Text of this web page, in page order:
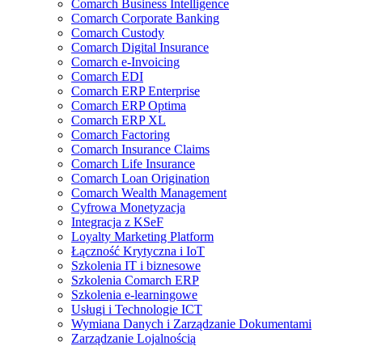
Comarch Business Intelligence
Comarch Corporate Banking
Comarch Custody
Comarch Digital Insurance
Comarch e-Invoicing
Comarch EDI
Comarch ERP Enterprise
Comarch ERP Optima
Comarch ERP XL
Comarch Factoring
Comarch Insurance Claims
Comarch Life Insurance
Comarch Loan Origination
Comarch Wealth Management
Cyfrowa Monetyzacja
Integracja z KSeF
Loyalty Marketing Platform
Łączność Krytyczna i IoT
Szkolenia IT i biznesowe
Szkolenia Comarch ERP
Szkolenia e-learningowe
Usługi i Technologie ICT
Wymiana Danych i Zarządzanie Dokumentami
Zarządzanie Lojalnością